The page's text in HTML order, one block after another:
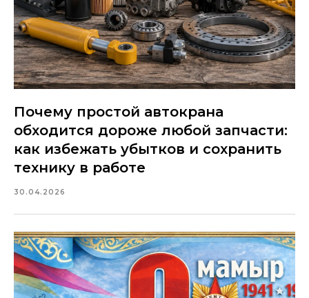
Почему простой автокрана
обходится дороже любой запчасти:
как избежать убытков и сохранить
технику в работе
30.04.2026